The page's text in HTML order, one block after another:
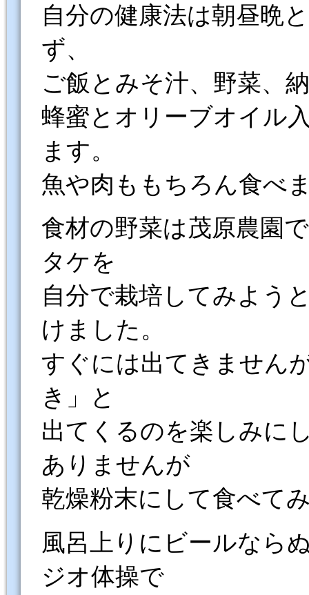
自分の健康法は朝昼晩
ず、
ご飯とみそ汁、野菜、
蜂蜜とオリーブオイル
ます。
魚や肉ももちろん食べ
食材の野菜は茂原農園
タケを
自分で栽培してみよう
けました。
すぐには出てきません
き」と
出てくるのを楽しみに
ありませんが
乾燥粉末にして食べて
風呂上りにビールなら
ジオ体操で